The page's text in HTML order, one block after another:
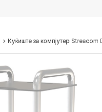
Куќиште за компјутер Streacom